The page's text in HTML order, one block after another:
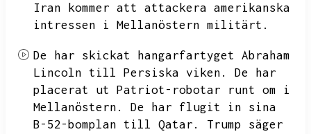
Iran kommer att attackera amerikanska
intressen i Mellanöstern militärt.
De har skickat hangarfartyget Abraham
Lincoln till Persiska viken.
De har
placerat ut Patriot-robotar runt om i
Mellanöstern.
De har flugit in sina
B-52-bomplan till Qatar.
Trump säger